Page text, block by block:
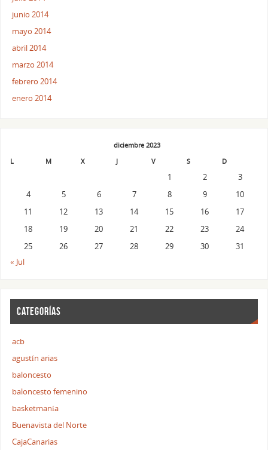
junio 2014
mayo 2014
abril 2014
marzo 2014
febrero 2014
enero 2014
diciembre 2023
L
M X J V S D
1 2
3
4
5 6 7 8 9
10
11
12 13 14 15 16
17
18
19 20 21 22 23
24
25
26 27 28 29 30
31
« Jul
CATEGORÍAS
acb
agustín arias
baloncesto
baloncesto femenino
basketmanía
Buenavista del Norte
CajaCanarias